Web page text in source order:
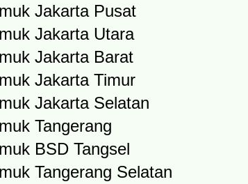
Jakarta Pusat
Jakarta Utara
Jakarta Barat
Jakarta Timur
Jakarta Selatan
Tangerang
BSD Tangsel
Tangerang Selatan